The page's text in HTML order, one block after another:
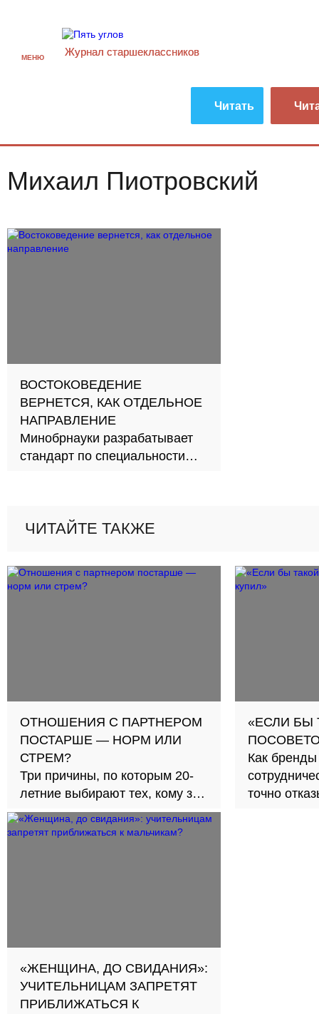
МЕНЮ Журнал старшекласcников
Читать
Михаил Пиотровский
ВОСТОКОВЕДЕНИЕ
ВЕРНЕТСЯ, КАК ОТДЕЛЬНОЕ
НАПРАВЛЕНИЕ
Минобрнауки разрабатывает
стандарт по специальности
ЧИТАЙТЕ ТАКЖЕ
ОТНОШЕНИЯ С ПАРТНЕРОМ
ПОСТАРШЕ — НОРМ ИЛИ
СТРЕМ?
Три причины, по которым 20-
летние выбирают тех, кому за
30
«ЕСЛИ БЫ
Как
точно
«ЖЕНЩИНА, ДО СВИДАНИЯ»:
УЧИТЕЛЬНИЦАМ ЗАПРЕТЯТ
ПРИБЛИЖАТЬСЯ К